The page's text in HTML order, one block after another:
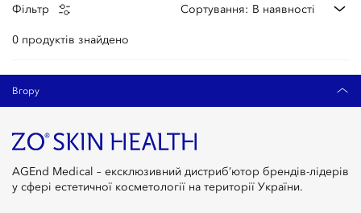
Фільтр Сортування: В наявності
0 продуктів знайдено
Вгору
AGEnd Medical – ексклюзивний дистриб’ютор брендів-лідерів
у сфері естетичної косметології на території України.